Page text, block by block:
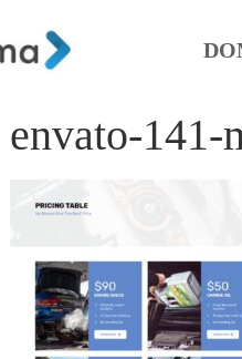
envato-141-